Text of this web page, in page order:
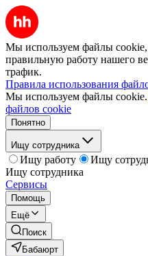
Мы используем файлы cookie,
правильную работу нашего
трафик.
Правила использования
Мы используем файлы cookie.
файлов cookie
Понятно
Ищу сотрудника
Ищу работу
Ищу
Ищу сотрудника
Сервисы
Помощь
Ещё
Поиск
Бабаюрт